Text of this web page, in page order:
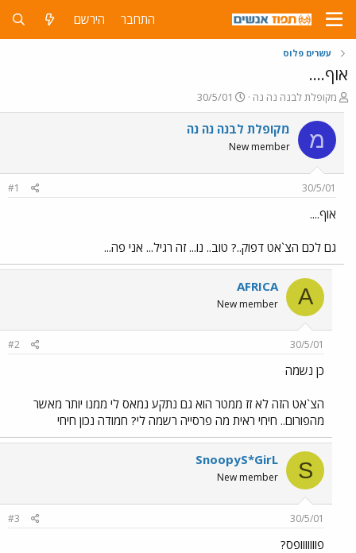
התחבר הירשם
עשרים פלוס
אוף....
פ
ו
ת
ח
ה
ש
א
מקופלת לבנה נה נה
פ
ו
ר
ם
30/5/01
מ מקופלת לבנה נה נה
New member
30/5/01
#1
אוף....
גם לכם הצ`אט דפוק..? טוב.. נו... זה רגיל... אני פה...
A
AFRICA
New member
30/5/01
#2
כן נשמה
הצ`אט הזה לא זז ממטר הוא גם נתקע נמאס לי ממנו יותר מאשר
מהפורום.. חיחי ראית מה פרסייה רשמה לי? חמודה נכון חיחי
S
SnoopyS*GirL
New member
30/5/01
#3
פווווווופס?